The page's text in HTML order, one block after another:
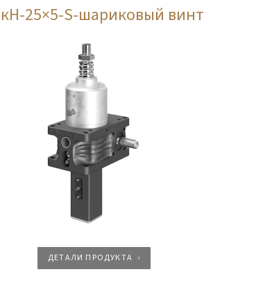
25×5-S-шариковый винт
ДЕТАЛИ ПРОДУКТА